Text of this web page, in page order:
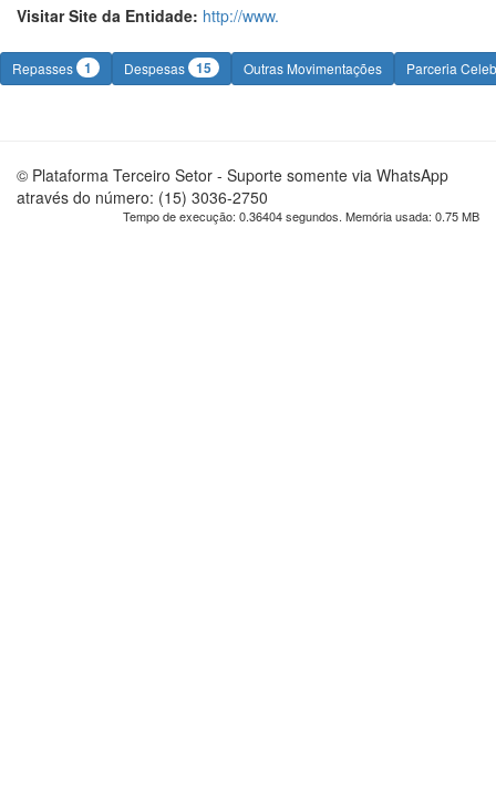
Visitar Site da Entidade: http://www.
Repasses 1 Despesas 15 Outras Movimentações Parceria
© Plataforma Terceiro Setor - Suporte somente via WhatsApp
através do número: (15) 3036-2750
Tempo de execução: 0.36404 segundos. Memória usada: 0.75 MB